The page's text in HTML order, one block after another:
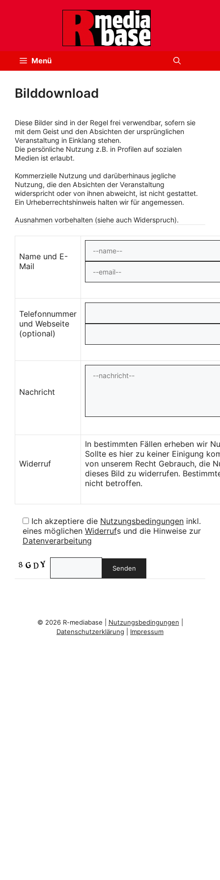
Menü
Bilddownload
Diese Bilder sind in der Regel frei verwendbar, sofern sie
mit dem Geist und den Absichten der ursprünglichen
Veranstaltung in Einklang stehen.
Die persönliche Nutzung z.B. in Profilen auf sozialen
Medien ist erlaubt.
Kommerzielle Nutzung und darüberhinaus jegliche
Nutzung, die den Absichten der Veranstaltung
widerspricht oder von ihnen abweicht, ist nicht gestattet.
Ein Urheberrechtshinweis halten wir für angemessen.
Ausnahmen vorbehalten (siehe auch Widerspruch).
Name und E-
Mail
Telefonnummer
und Webseite
(optional)
Nachricht
Widerruf
In bestimmten Fällen erheben wir
Sollte es hier zu keiner Einigung
von unserem Recht Gebrauch, die
dieses Bild zu widerrufen.
nicht betroffen.
Ich akzeptiere die Nutzungsbedingungen inkl.
eines möglichen Widerrufs und die Hinweise zur
Datenverarbeitung
© 2026 R-mediabase | Nutzungsbedingungen
Datenschutzerklärung
Impressum